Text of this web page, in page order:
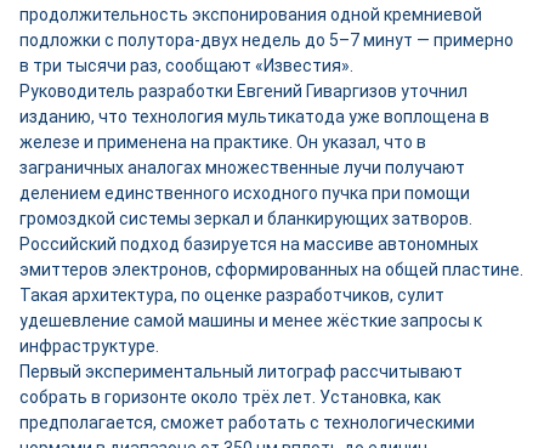
продолжительность экспонирования одной кремниевой
подложки с полутора-двух недель до 5–7 минут — примерно
в три тысячи раз, сообщают «Известия».
Руководитель разработки Евгений Гиваргизов уточнил
изданию, что технология мультикатода уже воплощена в
железе и применена на практике. Он указал, что в
заграничных аналогах множественные лучи получают
делением единственного исходного пучка при помощи
громоздкой системы зеркал и бланкирующих затворов.
Российский подход базируется на массиве автономных
эмиттеров электронов, сформированных на общей пластине.
Такая архитектура, по оценке разработчиков, сулит
удешевление самой машины и менее жёсткие запросы к
инфраструктуре.
Первый экспериментальный литограф рассчитывают
собрать в горизонте около трёх лет. Установка, как
предполагается, сможет работать с технологическими